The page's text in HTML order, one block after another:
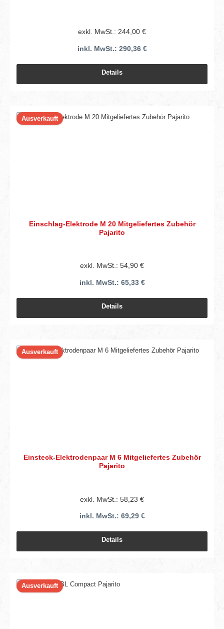
exkl. MwSt.: 244,00 €
inkl. MwSt.: 290,36 €
Details
Ausverkauft
Einschlag-Elektrode M 20 Mitgeliefertes Zubehör
Pajarito
exkl. MwSt.: 54,90 €
inkl. MwSt.: 65,33 €
Details
Ausverkauft
Einsteck-Elektrodenpaar M 6 Mitgeliefertes Zubehör
Pajarito
exkl. MwSt.: 58,23 €
inkl. MwSt.: 69,29 €
Details
Ausverkauft